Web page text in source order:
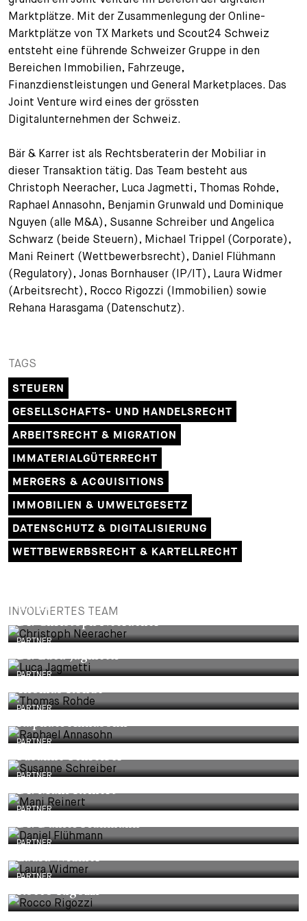
Substituten
Kurzpraktikanten
Administration
Assistenzen
Bewerbungsprozess
Fragen und Antworten
Spontanbewerbung
Ihre Karriere
Ihre Karriere bei uns
Marktplätze. Mit der Zusammenlegung der Online-
Marktplätze von TX Markets und Scout24 Schweiz
entsteht eine führende Schweizer Gruppe in den
Bereichen Immobilien, Fahrzeuge,
Finanzdienstleistungen und General Marketplaces. Das
Joint Venture wird eines der grössten
Digitalunternehmen der Schweiz.
Bär & Karrer ist als Rechtsberaterin der Mobiliar in
dieser Transaktion tätig. Das Team besteht aus
Christoph Neeracher, Luca Jagmetti, Thomas Rohde,
Raphael Annasohn, Benjamin Grunwald und Dominique
Nguyen (alle M&A), Susanne Schreiber und Angelica
Schwarz (beide Steuern), Michael Trippel (Corporate),
Mani Reinert (Wettbewerbsrecht), Daniel Flühmann
(Regulatory), Jonas Bornhauser (IP/IT), Laura Widmer
(Arbeitsrecht), Rocco Rigozzi (Immobilien) sowie
Rehana Harasgama (Datenschutz).
TAGS
STEUERN
GESELLSCHAFTS- UND HANDELSRECHT
ARBEITSRECHT & MIGRATION
IMMATERIALGÜTERRECHT
MERGERS & ACQUISITIONS
IMMOBILIEN & UMWELTGESETZ
DATENSCHUTZ & DIGITALISIERUNG
WETTBEWERBSRECHT & KARTELLRECHT
INVOLVIERTES TEAM
PARTNER
Dr. Christoph Neeracher
PARTNER
Dr. Luca Jagmetti
PARTNER
Thomas Rohde
PARTNER
Raphael Annasohn
PARTNER
Susanne Schreiber
PARTNER
Dr. Mani Reinert
PARTNER
Dr. Daniel Flühmann
PARTNER
Laura Widmer
PARTNER
Rocco Rigozzi